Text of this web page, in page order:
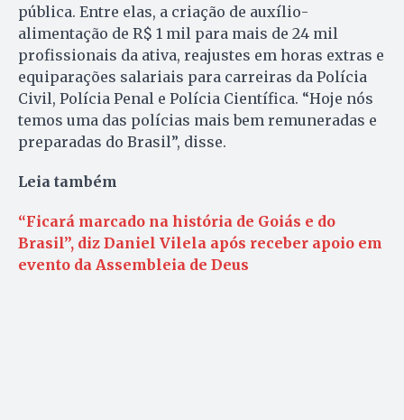
pública. Entre elas, a criação de auxílio-
alimentação de R$ 1 mil para mais de 24 mil
profissionais da ativa, reajustes em horas extras e
equiparações salariais para carreiras da Polícia
Civil, Polícia Penal e Polícia Científica. “Hoje nós
temos uma das polícias mais bem remuneradas e
preparadas do Brasil”, disse.
Leia também
“Ficará marcado na história de Goiás e do
Brasil”, diz Daniel Vilela após receber apoio em
evento da Assembleia de Deus